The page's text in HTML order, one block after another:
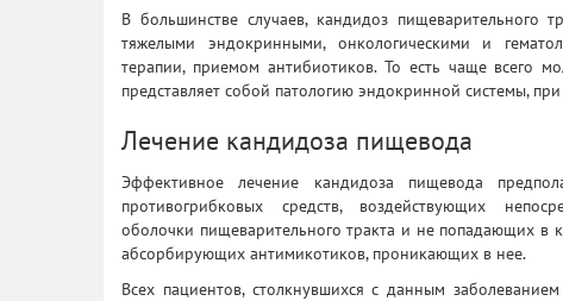
В большинстве случаев, кандидоз пищеварительного
тяжелыми эндокринными, онкологическими и
терапии, приемом антибиотиков. То есть чаще всего
представляет собой патологию эндокринной системы,
Лечение кандидоза пищевода
Эффективное лечение кандидоза пищевода
противогрибковых средств, воздействующих
оболочки пищеварительного тракта и не попадающих в
абсорбирующих антимикотиков, проникающих в нее.
Всех пациентов, столкнувшихся с данным